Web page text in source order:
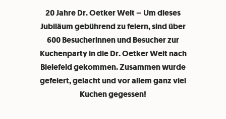
20 Jahre Dr. Oetker Welt – Um dieses
Jubiläum gebührend zu feiern, sind über
600 Besucherinnen und Besucher zur
Kuchenparty in die Dr. Oetker Welt nach
Bielefeld gekommen. Zusammen wurde
gefeiert, gelacht und vor allem ganz viel
Kuchen gegessen!